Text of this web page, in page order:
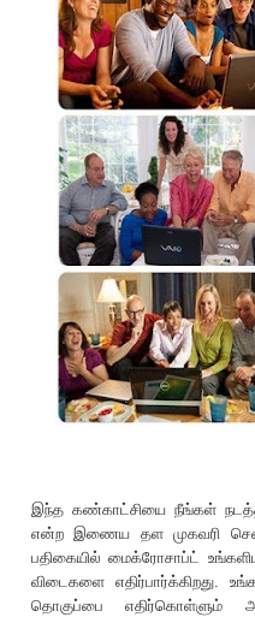
இந்த கண்காட்சியை நீங்கள் நடத்த
என்ற இணைய தள முகவரி
பதிகையில் மைக்ரோசாப்ட்
விடைகளை எதிர்பார்க்கிறது.
தொகுப்பை எதிர்கொள்ளும்